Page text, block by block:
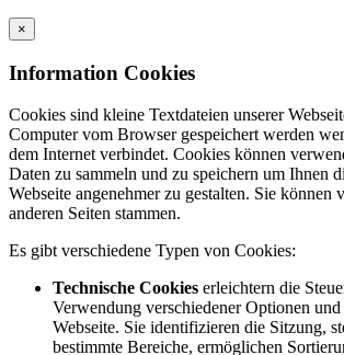
×
Information Cookies
Cookies sind kleine Textdateien unserer
Computer vom Browser gespeichert werden
dem Internet verbindet. Cookies können
Daten zu sammeln und zu speichern um Ihnen
Webseite angenehmer zu gestalten. Sie können
anderen Seiten stammen.
Es gibt verschiedene Typen von Cookies:
Technische Cookies erleichtern die
Verwendung verschiedener Optionen
Webseite. Sie identifizieren die Sitzung,
bestimmte Bereiche, ermöglichen